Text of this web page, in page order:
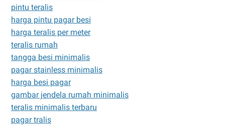
pintu teralis
harga pintu pagar besi
harga teralis per meter
teralis rumah
tangga besi minimalis
pagar stainless minimalis
harga besi pagar
gambar jendela rumah minimalis
teralis minimalis terbaru
pagar tralis